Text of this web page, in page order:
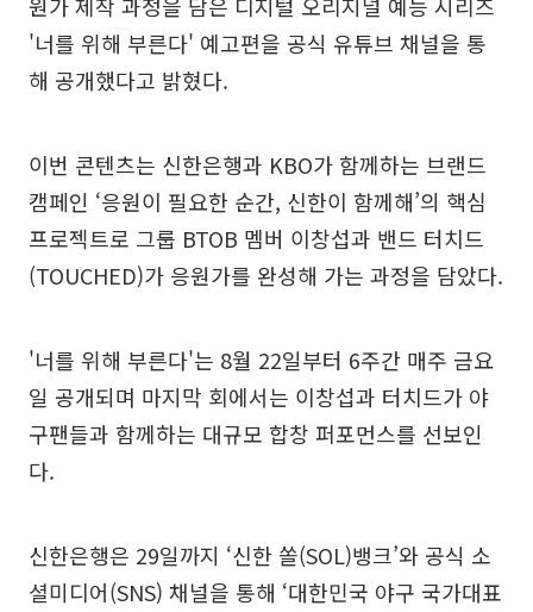
'너를 위해 부른다' 예고편을 공식 유튜브 채널을 통
해 공개했다고 밝혔다.
이번 콘텐츠는 신한은행과 KBO가 함께하는 브랜드
캠페인 ‘응원이 필요한 순간, 신한이 함께해’의 핵심
프로젝트로 그룹 BTOB 멤버 이창섭과 밴드 터치드
(TOUCHED)가 응원가를 완성해 가는 과정을 담았다.
'너를 위해 부른다'는 8월 22일부터 6주간 매주 금요
일 공개되며 마지막 회에서는 이창섭과 터치드가 야
구팬들과 함께하는 대규모 합창 퍼포먼스를 선보인
다.
신한은행은 29일까지 ‘신한 쏠(SOL)뱅크’와 공식 소
셜미디어(SNS) 채널을 통해 ‘대한민국 야구 국가대표